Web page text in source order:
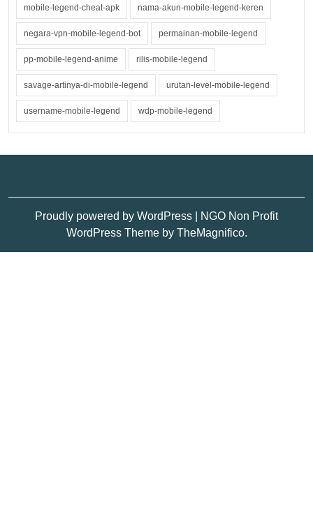
mobile-legend-cheat-apk nama-akun-mobile-legend-keren
negara-vpn-mobile-legend-bot permainan-mobile-legend
pp-mobile-legend-anime rilis-mobile-legend
savage-artinya-di-mobile-legend urutan-level-mobile-legend
username-mobile-legend wdp-mobile-legend
Proudly powered by WordPress
NGO Non Profit
WordPress Theme by TheMagnifico.